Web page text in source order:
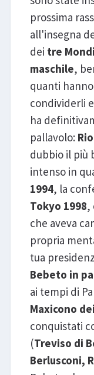
prossima
all'insegna
dei tre
maschile,
quanti
condividerli
ha
pallavolo:
dubbio il più
intenso in
1994, la
Tokyo 1998,
che aveva
propria
tua
Bebeto in
ai tempi di
Maxicono
conquistati
(Treviso di
Berlusconi,